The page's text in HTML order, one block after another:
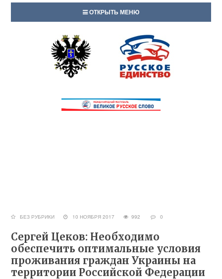
ОТКРЫТЬ МЕНЮ
БЕЗ РУБРИКИ 10 НОЯБРЯ 2017 992 0
Сергей Цеков: Необходимо
обеспечить оптимальные условия
проживания граждан Украины на
территории Российской Федерации